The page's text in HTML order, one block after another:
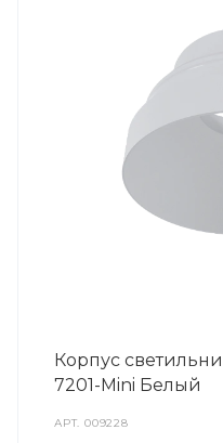
Корпус
7201-Mini Белый
АРТ.009228